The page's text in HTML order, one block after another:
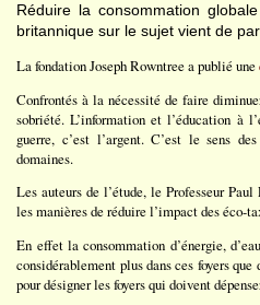
Réduire la consommation
britannique sur le sujet vient de
La fondation Joseph Rowntree a publié une
Confrontés à la nécessité de faire
sobriété. L’information et l’éducation à
guerre, c’est l’argent. C’est le sens
domaines.
Les auteurs de l’étude, le Professeur
les manières de réduire l’impact des éco-
En effet la consommation d’énergie,
considérablement plus dans ces foyers
pour désigner les foyers qui doivent